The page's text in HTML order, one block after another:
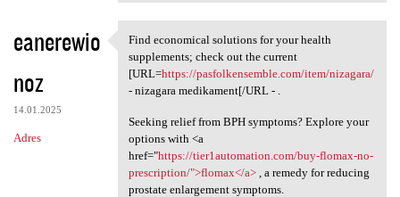
eanerewio
noz
14.01.2025
Adres
Find economical solutions for
Find economical solutions for your health
supplements; check out the current
[URL=https://pasfolkensemble.com/item/nizagara/
- nizagara medikament[/URL - .
Seeking relief from BPH symptoms? Explore your
options with <a
href="https://tier1automation.com/buy-flomax-no-
prescription/">flomax</a>, a remedy for reducing
prostate enlargement symptoms.